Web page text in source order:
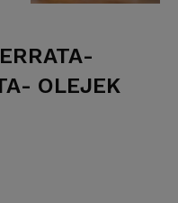
OLEJEK